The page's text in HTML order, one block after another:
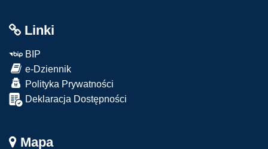
Linki
BIP
e-Dziennik
Polityka Prywatności
Deklaracja Dostępności
Mapa